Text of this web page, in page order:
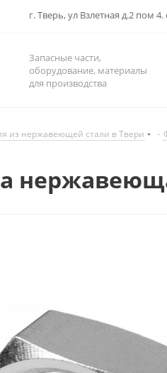
г. Тверь, ул Взлетная д.2 пом
Запасные части,
оборудование, материалы
для производства
из нержавеющей стали в Твери -